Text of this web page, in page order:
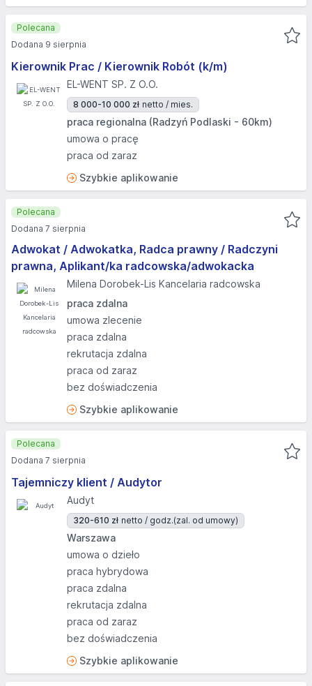
Kierownik Prac / Kierownik Robót (k/m)
EL-WENT SP. Z O.O.
8 000-10 000 zł netto / mies.
praca regionalna (Radzyń Podlaski - 60km)
umowa o pracę
praca od zaraz
Szybkie aplikowanie
Polecana
Dodana 9 sierpnia
Adwokat / Adwokatka, Radca prawny / Radczyni
prawna, Aplikant/ka radcowska/adwokacka
Milena Dorobek-Lis Kancelaria radcowska
praca zdalna
umowa zlecenie
praca zdalna
rekrutacja zdalna
praca od zaraz
bez doświadczenia
Szybkie aplikowanie
Polecana
Dodana 7 sierpnia
Tajemniczy klient / Audytor
Audyt
320-610 zł netto / godz.(zal. od umowy)
Warszawa
umowa o dzieło
praca hybrydowa
praca zdalna
rekrutacja zdalna
praca od zaraz
bez doświadczenia
Szybkie aplikowanie
Polecana
Dodana 7 sierpnia